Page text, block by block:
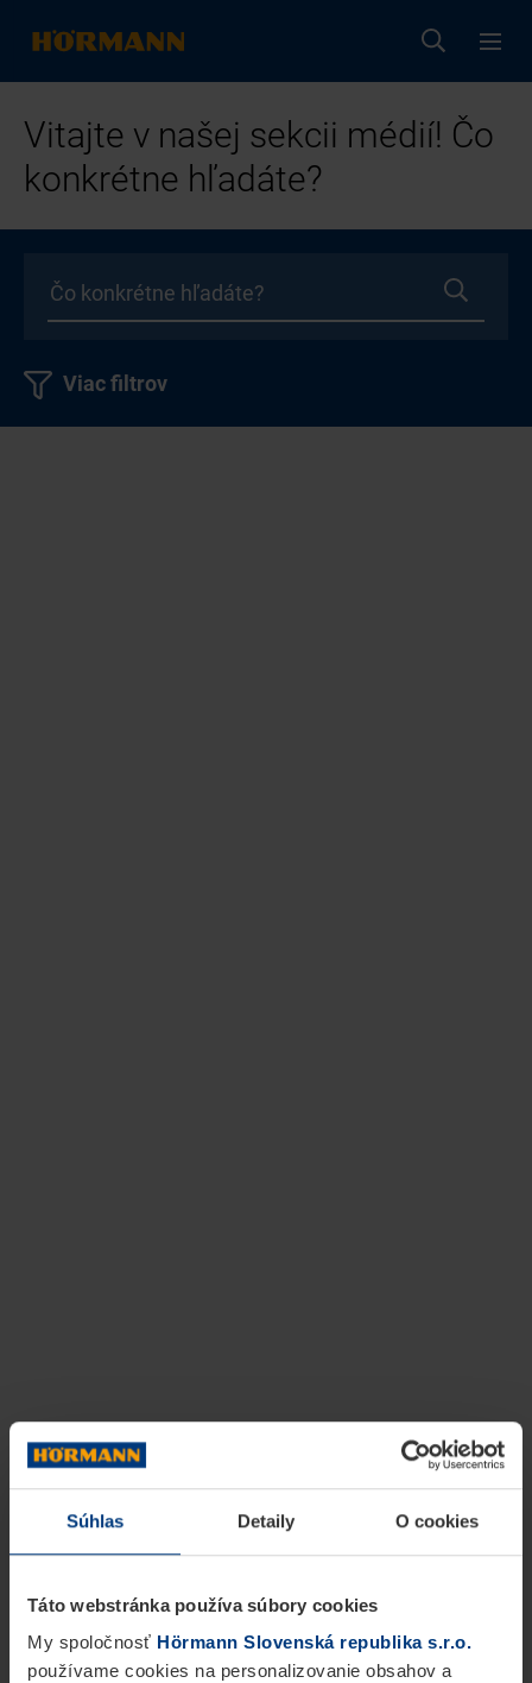
Súhlas Detaily O cookies
Táto webstránka používa súbory cookies
My spoločnosť Hörmann Slovenská republika s.r.o.
používame cookies na personalizovanie obsahov a
Vitajte v našej sekcii médií! Čo
konkrétne hľadáte?
Viac filtrov